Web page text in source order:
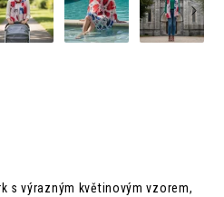
s výrazným květinovým vzorem,